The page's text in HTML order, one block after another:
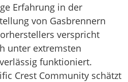
Erfahrung in der
von Gasbrennern
verspricht
unter extremsten
funktioniert.
Crest Community schätzt